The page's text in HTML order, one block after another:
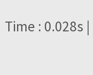
Time : 0.028s